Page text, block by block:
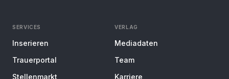
SERVICES
Inserieren
Trauerportal
Stellenmarkt
VERLAG
Mediadaten
Team
Karriere